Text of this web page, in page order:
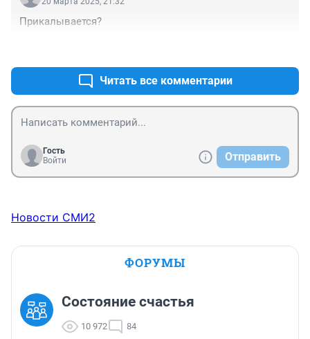
Прикалывается?
Читать все комментарии
Гость
Войти
Отправить
Новости СМИ2
ФОРУМЫ
Состояние счастья
10 972 84